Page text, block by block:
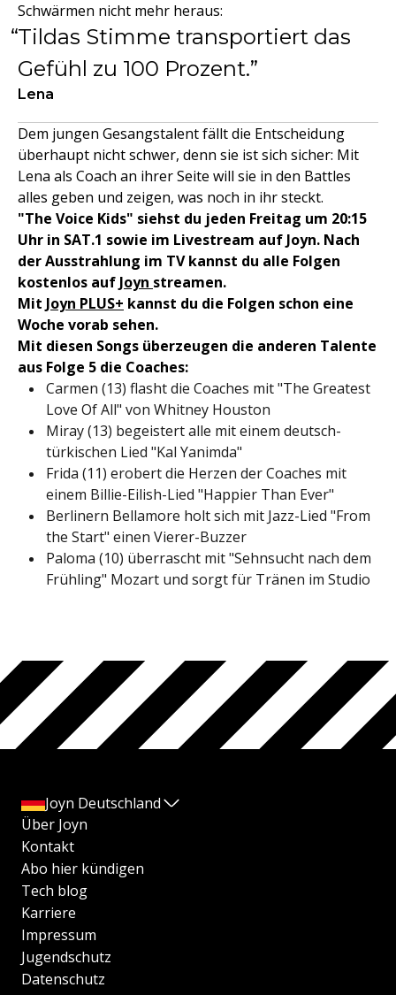
Schwärmen nicht mehr heraus:
Tildas Stimme transportiert das
Gefühl zu 100 Prozent.
Lena
Dem jungen Gesangstalent fällt die Entscheidung
überhaupt nicht schwer, denn sie ist sich sicher: Mit
Lena als Coach an ihrer Seite will sie in den Battles
alles geben und zeigen, was noch in ihr steckt.
"The Voice Kids" siehst du jeden Freitag um 20:15
Uhr in SAT.1 sowie im Livestream auf Joyn. Nach
der Ausstrahlung im TV kannst du alle Folgen
kostenlos auf Joyn streamen.
Mit Joyn PLUS+ kannst du die Folgen schon eine
Woche vorab sehen.
Mit diesen Songs überzeugen die anderen Talente
aus Folge 5 die Coaches:
Carmen (13) flasht die Coaches mit "The Greatest
Love Of All" von Whitney Houston
Miray (13) begeistert alle mit einem deutsch-
türkischen Lied "Kal Yanimda"
Frida (11) erobert die Herzen der Coaches mit
einem Billie-Eilish-Lied "Happier Than Ever"
Berlinern Bellamore holt sich mit Jazz-Lied "From
the Start" einen Vierer-Buzzer
Paloma (10) überrascht mit "Sehnsucht nach dem
Frühling" Mozart und sorgt für Tränen im Studio
Joyn Deutschland
Über Joyn
Kontakt
Abo hier kündigen
Tech blog
Karriere
Impressum
Jugendschutz
Datenschutz